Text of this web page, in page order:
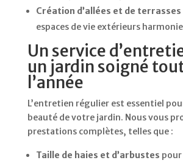
Création d’allées et de terrasses
espaces de vie extérieurs
Un service
un jardin soigné
l’année
L’entretien régulier est essentiel
beauté de votre jardin. Nous vous
prestations complètes, telles que :
Taille de haies et d’arbustes